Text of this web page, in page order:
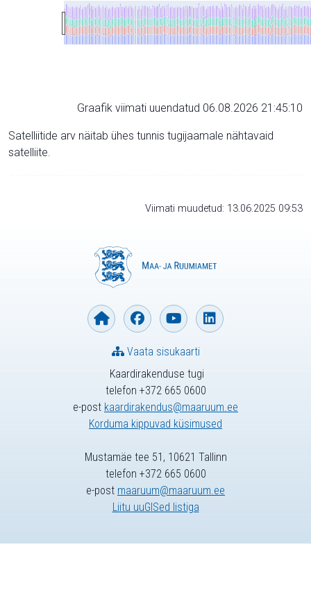
Graafik viimati uuendatud 06.08.2026 21:45:10
Satelliitide arv näitab ühes tunnis tugijaamale nähtavaid
satelliite.
Viimati muudetud: 13.06.2025 09:53
Kaardirakenduse tugi
telefon +372 665 0600
e-post kaardirakendus@maaruum.ee
Korduma kippuvad küsimused
Vaata sisukaarti
Mustamäe tee 51, 10621 Tallinn
telefon +372 665 0600
e-post maaruum@maaruum.ee
Liitu uuGISed listiga